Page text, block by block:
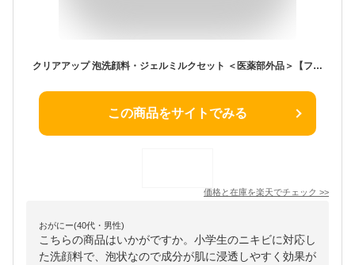
クリアアップ 泡洗顔料・ジェルミルクセット ＜医薬部外品＞【ファンケル 公式】 [ FANCL 洗顔 化粧品 無添加 洗顔フォーム 洗顔料 小学生 キッズ 毛穴 スキンケア 泡 セラミド 基礎化粧品 泡洗顔 洗顔石鹸 フェイス 乾燥肌 敏感肌 洗顔せっけん しっとり 子供 保湿 ]
この商品をサイトでみる
価格と在庫を楽天でチェック >>
おがにー(40代・男性)
こちらの商品はいかがですか。小学生のニキビに対応し
た洗顔料で、泡状なので成分が肌に浸透しやすく効果が